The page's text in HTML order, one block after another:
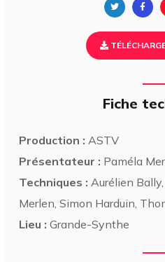
Fiche
Production : ASTV
Présentateur : Paméla
Techniques : Aurélien
Merlen, Simon Harduin,
Lieu : Grande-Synthe